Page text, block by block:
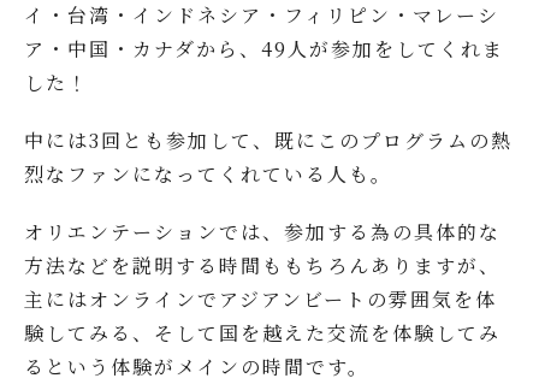
イ・台湾・インドネシア・フィリピン・マレーシ
ア・中国・カナダから、49人が参加をしてくれま
した！
中には3回とも参加して、既にこのプログラムの熱
烈なファンになってくれている人も。
オリエンテーションでは、参加する為の具体的な
方法などを説明する時間ももちろんありますが、
主にはオンラインでアジアンビートの雰囲気を体
験してみる、そして国を越えた交流を体験してみ
るという体験がメインの時間です。